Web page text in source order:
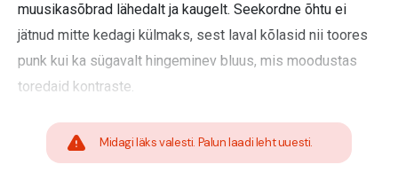
muusikasõbrad lähedalt ja kaugelt. Seekordne õhtu ei
jätnud mitte kedagi külmaks, sest laval kõlasid nii toores
punk kui ka sügavalt hingeminev bluus, mis moodustas
toredaid kontraste.
Midagi läks valesti. Palun laadi leht uuesti.